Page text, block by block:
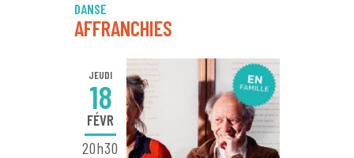
DANSE
AFFRANCHIES
JEUDI
18
FÉVR
20h30